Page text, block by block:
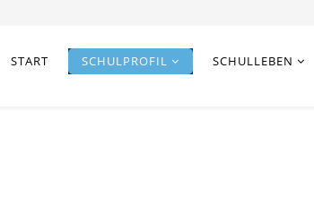
START SCHULPROFIL SCHULLEBEN